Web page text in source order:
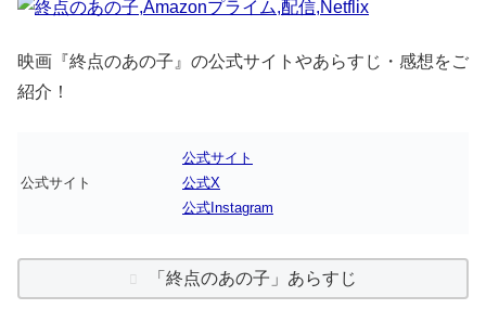
映画『終点のあの子』の公式サイトやあらすじ・感想をご
紹介！
公式サイト
公式サイト
公式X
公式Instagram
「終点のあの子」あらすじ